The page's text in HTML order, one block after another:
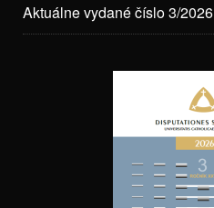
Aktuálne vydané číslo 3/2026